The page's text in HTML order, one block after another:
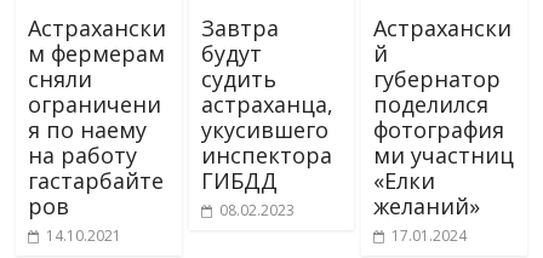
Астрахански
м фермерам
сняли
ограничени
я по наему
на работу
гастарбайте
ров
14.10.2021
Завтра
будут
судить
астраханца,
укусившего
инспектора
ГИБДД
08.02.2023
Астрахански
й
губернатор
поделился
фотография
ми участниц
«Елки
желаний»
17.01.2024